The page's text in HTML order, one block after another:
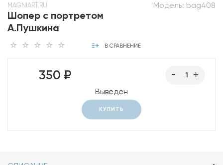
Модель: bag408
MAGNIART.RU
Шопер с портретом
А.Пушкина
В СРАВНЕНИЕ
350 ₽
Выведен
КУПИТЬ